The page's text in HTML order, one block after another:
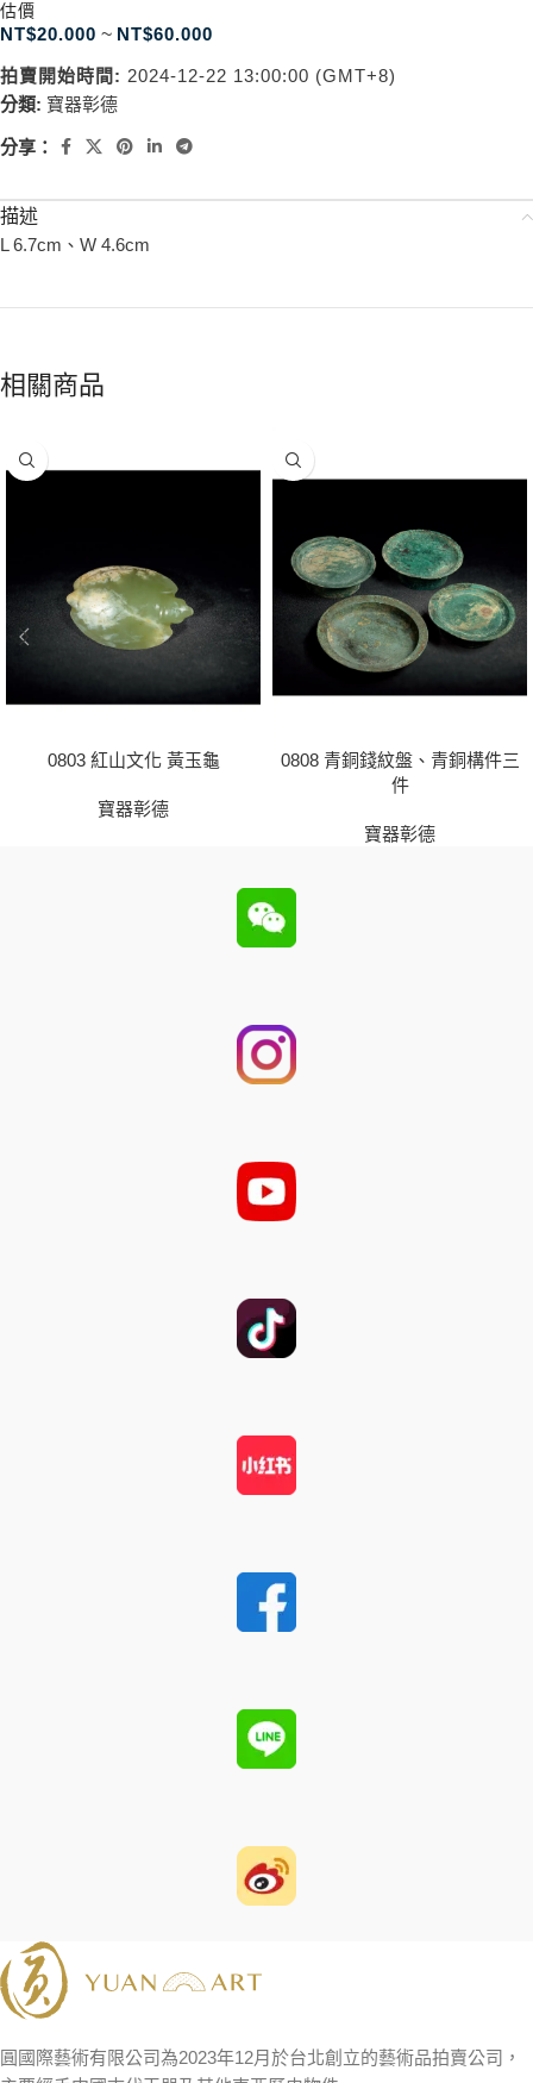
估價
NT$20.000 ~ NT$60.000
拍賣開始時間: 2024-12-22 13:00:00 (GMT+8)
分類: 寶器彰德
分享：
描述
L 6.7cm、W 4.6cm
相關商品
0803 紅山文化 黃玉龜
寶器彰德
0808 青銅錢紋盤、青銅構件三
件
寶器彰德
圓國際藝術有限公司為2023年12月於台北創立的藝術品拍賣公司，